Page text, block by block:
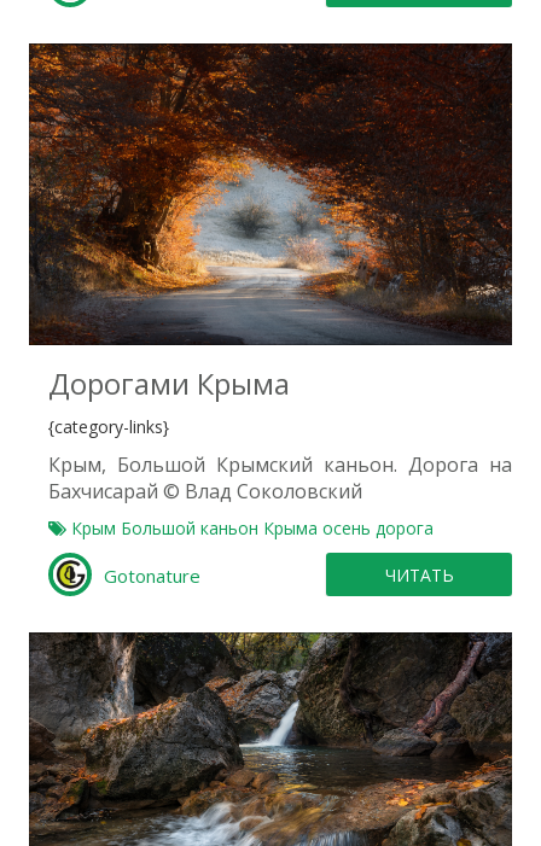
0
Дорогами Крыма
{category-links}
Крым, Большой Крымский каньон. Дорога на
Бахчисарай © Влад Соколовский
Крым Большой каньон Крыма осень дорога
Gotonature ЧИТАТЬ